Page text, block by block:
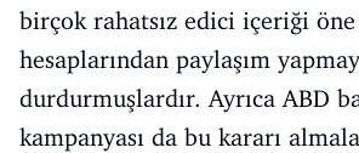
birçok rahatsız edici içeriği
hesaplarından paylaşım
durdurmuşlardır. Ayrıca ABD
kampanyası da bu kararı